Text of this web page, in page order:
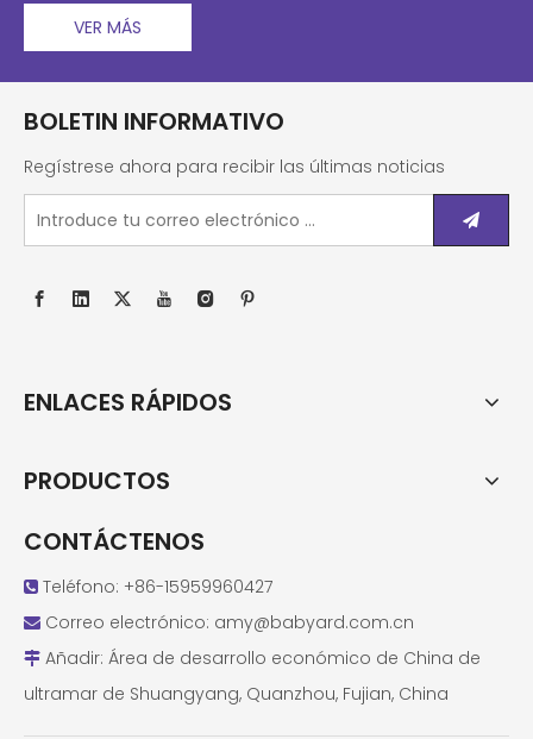
VER MÁS
BOLETIN INFORMATIVO
Regístrese ahora para recibir las últimas noticias
ENLACES RÁPIDOS
PRODUCTOS
CONTÁCTENOS
 Teléfono: +86-15959960427
 Correo electrónico: amy@babyard.com.cn
 Añadir: Área de desarrollo económico de China de
ultramar de Shuangyang, Quanzhou, Fujian, China